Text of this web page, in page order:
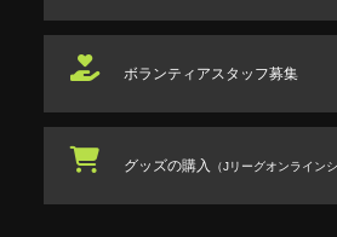
ボランティアスタッフ募集
グッズの購入 （Jリーグオンライン